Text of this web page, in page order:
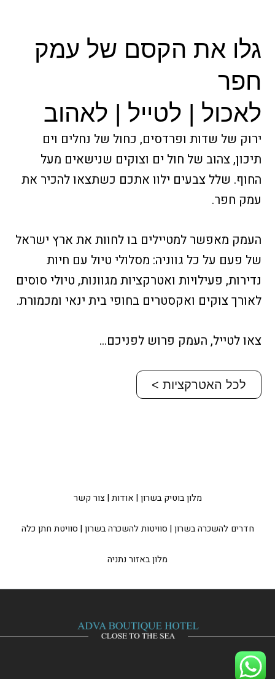
גלו את הקסם של עמק
חפר
לאכול | לטייל | לאהוב
ירוק של שדות ופרדסים, כחול של נחלים וים
תיכון, צהוב של חול ים וצוקים שנישאים מעל
החוף. שלל צבעים ילוו אתכם כשתצאו להכיר את
עמק חפר.
העמק מאפשר למטיילים בו לחוות את ארץ ישראל
של פעם על כל גווניה: מסלולי טיול עם חיות
נדירות, פעילויות ואטרקציות מגוונות, טיולי סוסים
לאורך צוקים ואקסטרים בחופי בית ינאי ומכמורת.
צאו לטייל, העמק פרוש לפניכם…
לכל האטרקציות >
מלון בוטיק בשרון | אודות |צור קשר
חדרים להשכרה בשרון | סוויטות להשכרה בשרון | סוויטת חתן כלה
מלון באזור נתניה